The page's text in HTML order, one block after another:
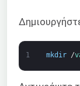
1 mkdir /